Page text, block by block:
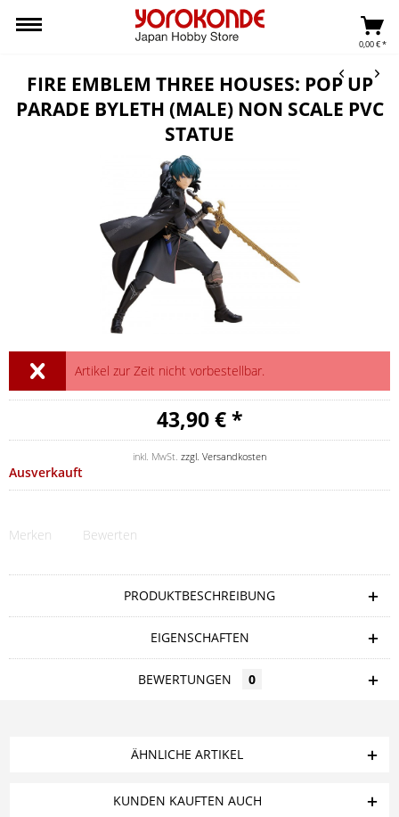
0,00 € *
FIRE EMBLEM THREE HOUSES: POP UP
PARADE BYLETH (MALE) NON SCALE PVC
STATUE
Artikel zur Zeit nicht vorbestellbar.
43,90 € *
inkl. MwSt. zzgl. Versandkosten
Ausverkauft
Merken Bewerten
PRODUKTBESCHREIBUNG
EIGENSCHAFTEN
BEWERTUNGEN 0
ÄHNLICHE ARTIKEL
KUNDEN KAUFTEN AUCH